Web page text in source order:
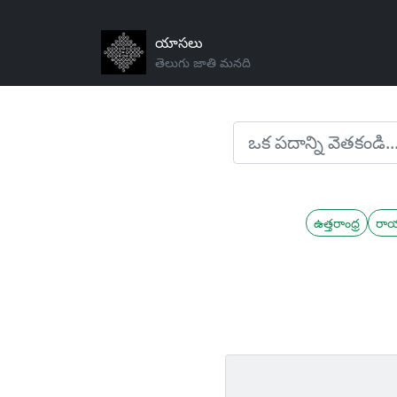
యాసలు
తెలుగు జాతి మనది
ఉత్తరాంధ్ర